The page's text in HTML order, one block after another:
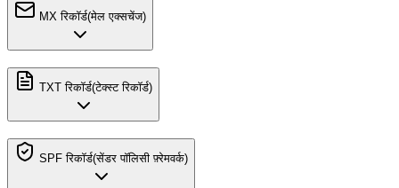
MX रिकॉर्ड(मेल एक्सचेंज)
TXT रिकॉर्ड(टेक्स्ट रिकॉर्ड)
SPF रिकॉर्ड(सेंडर पॉलिसी फ़्रेमवर्क)